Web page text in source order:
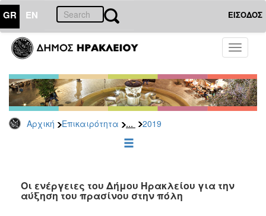
GR EN ΕΙΣΟΔΟΣ
Toggle
Αρχική Επικαιρότητα ... 2019
ΕΠΙΚΑΙΡΟΤΗΤΑ
Τύπου
Αρχείο
2026
2025
2022
2021
Οι ενέργειες του Δήμου Ηρακλείου για την
αύξηση του πρασίνου στην πόλη